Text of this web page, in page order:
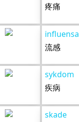
疼痛
influensa
流感
sykdom
疾病
skade